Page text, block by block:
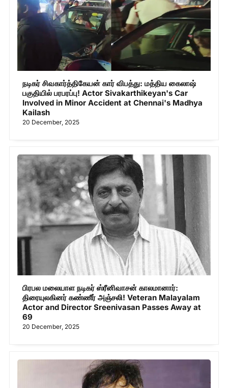
நடிகர் சிவகார்த்திகேயன் கார் விபத்து: மத்திய கைலாஷ்
பகுதியில் பரபரப்பு! Actor Sivakarthikeyan's Car
Involved in Minor Accident at Chennai's Madhya
Kailash
20 December, 2025
பிரபல மலையாள நடிகர் ஸ்ரீனிவாசன் காலமானார்:
திரையுலகினர் கண்ணீர் அஞ்சலி! Veteran Malayalam
Actor and Director Sreenivasan Passes Away at
69
20 December, 2025